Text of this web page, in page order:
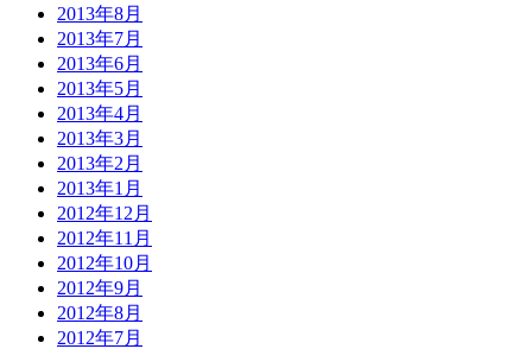
2013年8月
2013年7月
2013年6月
2013年5月
2013年4月
2013年3月
2013年2月
2013年1月
2012年12月
2012年11月
2012年10月
2012年9月
2012年8月
2012年7月